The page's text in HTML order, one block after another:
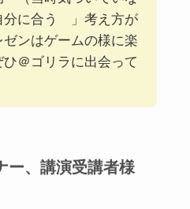
分に合う 」考え方が
ンはゲームの様に楽
＠ゴリラに出会って
、講演受講者様